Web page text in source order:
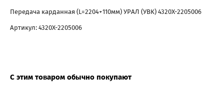
Передача карданная (L=2204+110мм) УРАЛ (УВК) 4320Х-2205006
Артикул: 4320Х-2205006
С этим товаром обычно покупают